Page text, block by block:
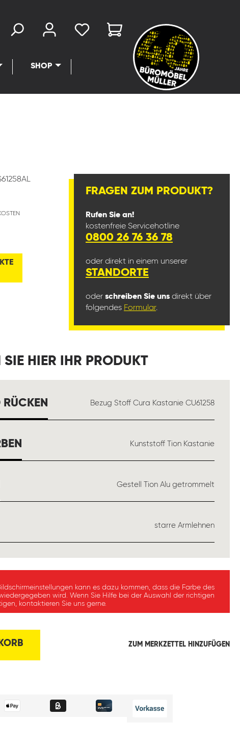
SHOP
FRAGEN ZUM PRODUKT?
Rufen Sie an!
kostenfreie Servicehotline
0800 26 76 36 78
oder direkt in einem unserer
STANDORTE
oder schreiben Sie uns direkt über
folgendes Formular.
SIE HIER IHR PRODUKT
RÜCKEN AUSWÄHLENBezug Stoff Cura Kastanie CU61258
Kunststoff Tion Kastanie
Gestell Tion Alu getrommelt
starre Armlehnen
kann es dazu kommen, dass die Farbe des
wird. Wenn Sie Hilfe bei der Auswahl der richtigen
kontaktieren Sie uns gerne.
ZUM MERKZETTEL HINZUFÜGEN